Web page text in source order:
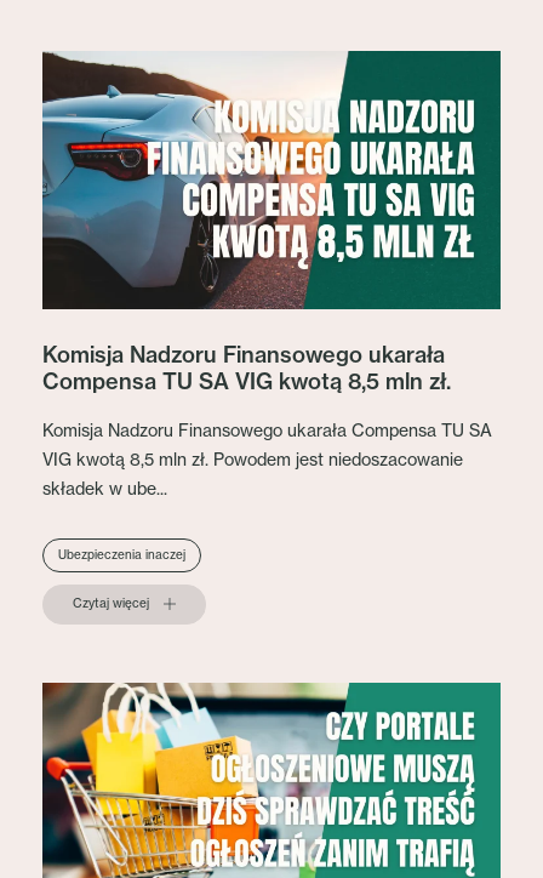
Komisja Nadzoru Finansowego ukarała
Compensa TU SA VIG kwotą 8,5 mln zł.
Komisja Nadzoru Finansowego ukarała Compensa TU SA
VIG kwotą 8,5 mln zł. Powodem jest niedoszacowanie
składek w ube...
Ubezpieczenia inaczej
Czytaj więcej